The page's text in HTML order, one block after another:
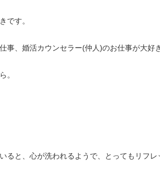
です。
事、婚活カウンセラー(仲人)のお仕事が大好
ら。
ると、心が洗われるようで、とってもリフレ